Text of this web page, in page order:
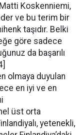
Koskenniemi,
ve bu terim bir
taşıdır. Belki
göre sadece
da başarılı
olmaya duyulan
en iyi ve en
üst orta
yetenekli,